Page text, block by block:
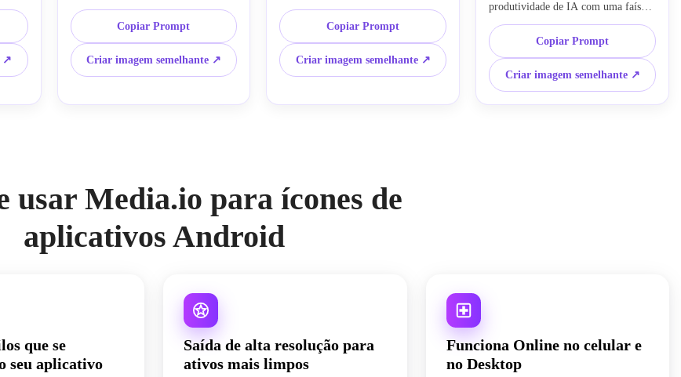
e
e
em
↗
hábitos, com um símbolo de folha ou
loop centrado. Use tons de rosa
blush, hortelã e lavanda,
enquadramento arredondado-
quadrado suave, profundidade sutil e
O visual geral deve ser calmante,
Copiar Prompt
Criar imagem semelhante ↗
em um símbolo de bloqueio de
escudo com forte equilíbrio visual.
Use tons profundos de azul marinho,
azul e prata, contornos limpos, brilho
restrito e marca moderna confiável.
simples o suficiente para ter
Copiar Prompt
Criar imagem semelhante ↗
produtividade de IA com uma faísca
abstrata elegante e um símbolo
inspirado em circuito. Use gradientes
azul-violeta, um crachá arredondado-
quadrado polido, brilho sutil, espaço
negativo limpo e um clima futurista,
mas mínimo. Priorizar clareza,
Copiar Prompt
Criar imagem semelhante ↗
usar Media.io para ícones de
aplicativos Android
que se
seu aplicativo
Saída de alta resolução para
ativos mais limpos
Funciona Online no celular e
no Desktop